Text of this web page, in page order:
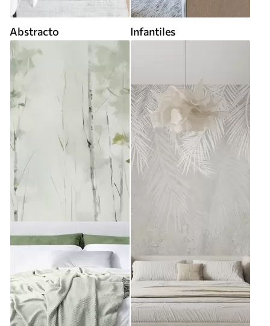
Abstracto Infantiles